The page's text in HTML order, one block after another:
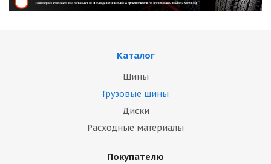
Каталог
Шины
Грузовые шины
Диски
Расходные материалы
Покупателю